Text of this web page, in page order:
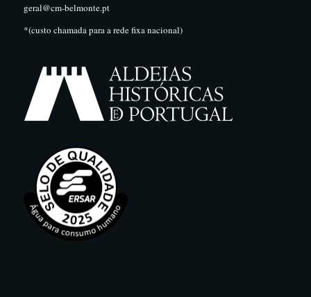
geral@cm-belmonte.pt
*(custo chamada para a rede fixa nacional)